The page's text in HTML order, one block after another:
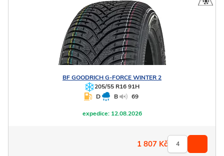
BF GOODRICHG-FORCE WINTER 2
205/55 R16 91H
D
B 69
expedice:12.08.2026
1 807 Kč